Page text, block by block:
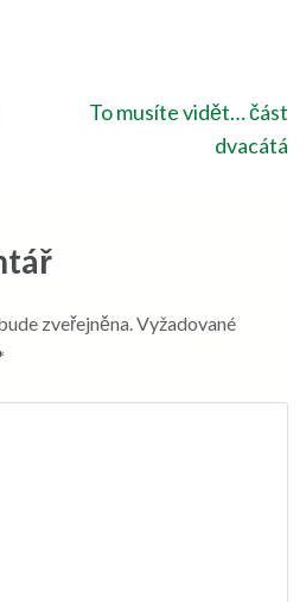
To musíte vidět… část
dvacátá
zveřejněna.Vyžadované